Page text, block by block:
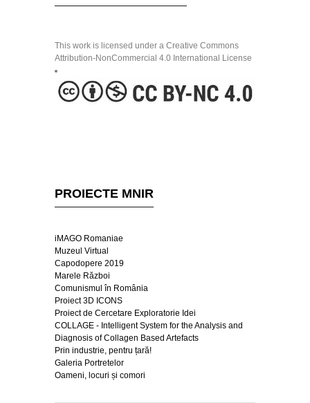
This work is licensed under a Creative Commons
Attribution-NonCommercial 4.0 International License
PROIECTE MNIR
iMAGO Romaniae
Muzeul Virtual
Capodopere 2019
Marele Război
Comunismul în România
Proiect 3D ICONS
Proiect de Cercetare Exploratorie Idei
COLLAGE - Intelligent System for the Analysis and
Diagnosis of Collagen Based Artefacts
Prin industrie, pentru țară!
Galeria Portretelor
Oameni, locuri și comori